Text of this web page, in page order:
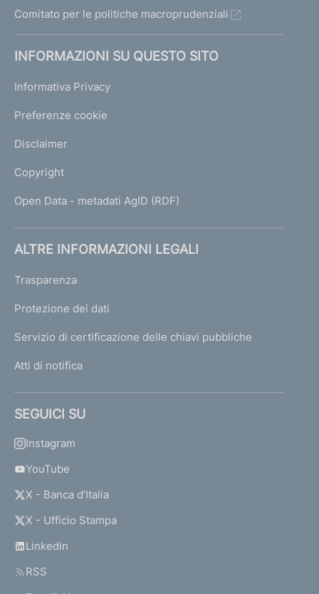
Comitato per le politiche macroprudenziali
INFORMAZIONI SU QUESTO SITO
Informativa Privacy
Preferenze cookie
Disclaimer
Copyright
Open Data - metadati AgID (RDF)
ALTRE INFORMAZIONI LEGALI
Trasparenza
Protezione dei dati
Servizio di certificazione delle chiavi pubbliche
Atti di notifica
SEGUICI SU
Instagram
YouTube
X - Banca d’Italia
X - Ufficio Stampa
Linkedin
RSS